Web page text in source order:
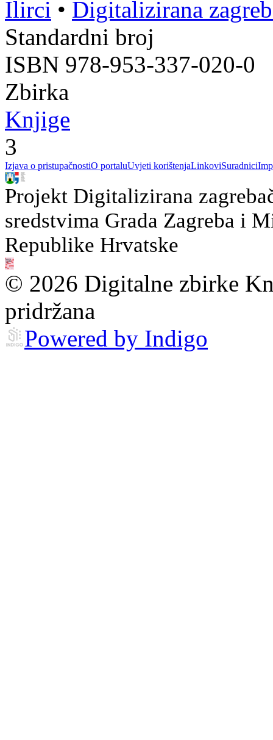
Ilirci • Digitalizirana
Standardni broj
ISBN 978-953-337-020-0
Zbirka
Knjige
3
Izjava o pristupačnostiO portaluUvjeti korištenjaLinkoviSuradnici
Projekt Digitalizirana
sredstvima Grada Zagreba i
Republike Hrvatske
© 2026 Digitalne zbirke
pridržana
Powered by Indigo